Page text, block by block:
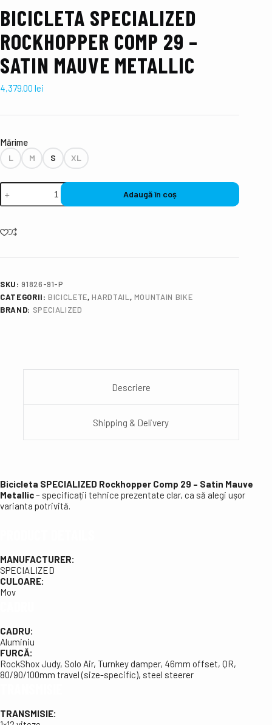
BICICLETA SPECIALIZED
ROCKHOPPER COMP 29 –
SATIN MAUVE METALLIC
4,379.00 lei
Mǎrime
L M S XL
Adaugă în coș
SKU:91826-91-P
CATEGORII:BICICLETE,HARDTAIL , MOUNTAIN BIKE
BRAND: SPECIALIZED
Descriere
Shipping & Delivery
Bicicleta SPECIALIZED Rockhopper Comp 29 – Satin Mauve
Metallic– specificații tehnice prezentate clar, ca să alegi ușor
varianta potrivită.
MANUFACTURER:
SPECIALIZED
CULOARE:
Mov
CADRU:
Aluminiu
FURCĂ:
RockShox Judy, Solo Air, Turnkey damper, 46mm offset, QR,
80/90/100mm travel (size-specific), steel steerer
TRANSMISIE: